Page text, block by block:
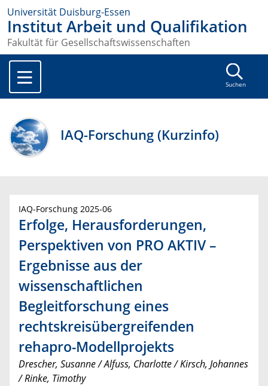
Universität Duisburg-Essen
Institut Arbeit und Qualifikation
Fakultät für Gesellschaftswissenschaften
Suchen
IAQ-Forschung (Kurzinfo)
IAQ-Forschung 2025-06
Erfolge, Herausforderungen,
Perspektiven von PRO AKTIV –
Ergebnisse aus der
wissenschaftlichen
Begleitforschung eines
rechtskreisübergreifenden
rehapro-Modellprojekts
Drescher, Susanne / Alfuss, Charlotte / Kirsch, Johannes
/ Rinke, Timothy